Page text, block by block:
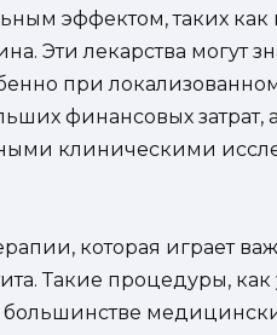
эффектом, таких
Эти лекарства могут
при
финансовых затрат,
клиническими
которая играет
Такие процедуры, как
большинстве